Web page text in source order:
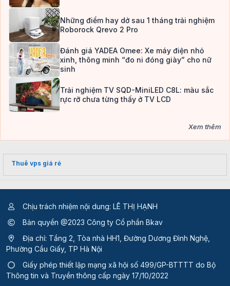
Những điểm hay dở sau 1 tháng trải nghiệm
Roborock Qrevo 2 Pro
Đánh giá YADEA Omee: Xe máy điện nhỏ
xinh, thông minh “đo ni đóng giày” cho nữ
sinh
Trải nghiệm TV SQD-MiniLED C8L: màu sắc
rực rỡ chưa từng thấy ở TV LCD
Xem thêm
Thuê vps giá rẻ
Chịu trách nhiệm nội dung: LÊ THỊ HẠNH
Bản quyền @2023 Công ty Cổ phần Bkav
Địa chỉ: Tầng 2, Tòa nhà HH1, Đường Dương Đình Nghệ,
Phường Cầu Giấy, TP Hà Nội
Giấy phép thiết lập mạng xã hội số 499/GP-BTTTT do Bộ
Thông tin và Truyền thông cấp ngày 17/10/2022